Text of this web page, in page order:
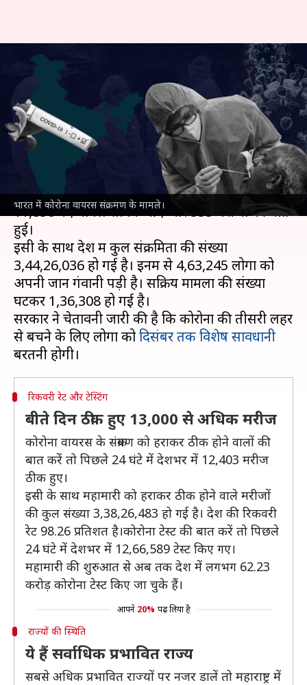
भारत में कोरोना वायरस संक्रमण के मामले।
कोरोना वायरस: देश में बीते दिन
सामने आए 11,850 नए मामले, 555
की मौत
लेखन भारत शर्मा Nov 13, 2021 10:50 am
क्या है खबर?
भारत में पिछले 24 घंटे मेंकोरोना वायरससे संक्रमण के
11,850 नए मामले सामने आए और 555 मरीजों की मौत
हुई।
इसी के साथ देश में कुल संक्रमितों की संख्या
3,44,26,036 हो गई है। इनमें से 4,63,245 लोगों को
अपनी जान गंवानी पड़ी है। सक्रिय मामलों की संख्या
घटकर 1,36,308 हो गई है।
सरकार ने चेतावनी जारी की है कि कोरोना की तीसरी लहर
से बचने के लिए लोगों कोदिसंबर तक विशेष सावधानी
रिकवरी रेट और टेस्टिंग
बीते दिन ठीक हुए 13,000 से अधिक मरीज
कोरोना वायरस के संक्रमण को हराकर ठीक होने वालों की
बात करें तो पिछले 24 घंटे में देशभर में 12,403 मरीज
ठीक हुए।
इसी के साथ महामारी को हराकर ठीक होने वाले मरीजों
की कुल संख्या 3,38,26,483 हो गई है। देश की रिकवरी
रेट 98.26 प्रतिशत है।कोरोना टेस्ट की बात करें तो पिछले
24 घंटे में देशभर में 12,66,589 टेस्ट किए गए।
महामारी की शुरुआत से अब तक देश में लगभग 62.23
करोड़ कोरोना टेस्ट किए जा चुके हैं।
आपने 20% पढ़ लिया है
राज्यों की स्थिति
ये हैं सर्वाधिक प्रभावित राज्य
सबसे अधिक प्रभावित राज्यों पर नजर डालें तो महाराष्ट्र में